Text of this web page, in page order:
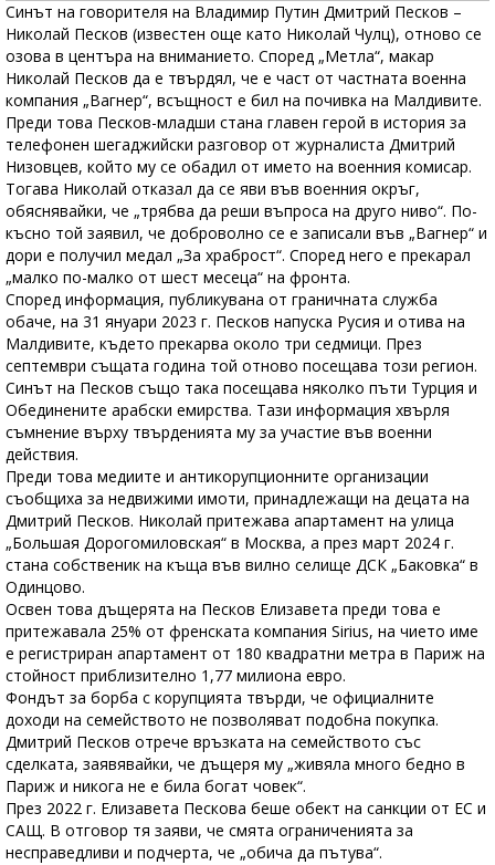
Синът на говорителя на Владимир Путин Дмитрий Песков –
Николай Песков (известен още като Николай Чулц), отново се
озова в центъра на вниманието. Според „Метла“, макар
Николай Песков да е твърдял, че е част от частната военна
компания „Вагнер“, всъщност е бил на почивка на Малдивите.
Преди това Песков-младши стана главен герой в история за
телефонен шегаджийски разговор от журналиста Дмитрий
Низовцев, който му се обадил от името на военния комисар.
Тогава Николай отказал да се яви във военния окръг,
обяснявайки, че „трябва да реши въпроса на друго ниво“. По-
късно той заявил, че доброволно се е записали във „Вагнер“ и
дори е получил медал „За храброст“. Според него е прекарал
„малко по-малко от шест месеца“ на фронта.
Според информация, публикувана от граничната служба
обаче, на 31 януари 2023 г. Песков напуска Русия и отива на
Малдивите, където прекарва около три седмици. През
септември същата година той отново посещава този регион.
Синът на Песков също така посещава няколко пъти Турция и
Обединените арабски емирства. Тази информация хвърля
съмнение върху твърденията му за участие във военни
действия.
Преди това медиите и антикорупционните организации
съобщиха за недвижими имоти, принадлежащи на децата на
Дмитрий Песков. Николай притежава апартамент на улица
„Большая Дорогомиловская“ в Москва, а през март 2024 г.
стана собственик на къща във вилно селище ДСК „Баковка“ в
Одинцово.
Освен това дъщерята на Песков Елизавета преди това е
притежавала 25% от френската компания Sirius, на чието име
е регистриран апартамент от 180 квадратни метра в Париж на
стойност приблизително 1,77 милиона евро.
Фондът за борба с корупцията твърди, че официалните
доходи на семейството не позволяват подобна покупка.
Дмитрий Песков отрече връзката на семейството със
сделката, заявявайки, че дъщеря му „живяла много бедно в
Париж и никога не е била богат човек“.
През 2022 г. Елизавета Пескова беше обект на санкции от ЕС и
САЩ. В отговор тя заяви, че смята ограниченията за
несправедливи и подчерта, че „обича да пътува“.